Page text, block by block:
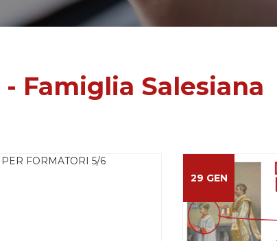
Famiglia Salesiana
29 GEN